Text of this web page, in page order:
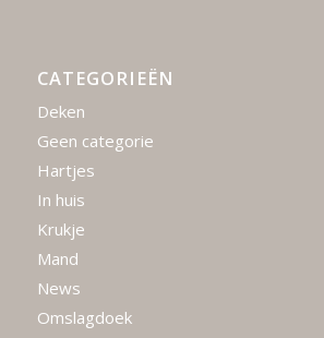
CATEGORIEËN
Deken
Geen categorie
Hartjes
In huis
Krukje
Mand
News
Omslagdoek